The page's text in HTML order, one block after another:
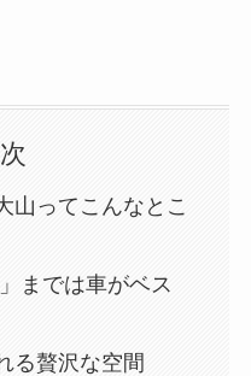
山ってこんなとこ
までは車がベス
る贅沢な空間